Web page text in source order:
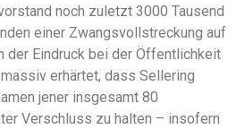
noch zuletzt 3000 Tausend
einer Zwangsvollstreckung auf
der Eindruck bei der Öffentlichkeit
erhärtet, dass Sellering
jener insgesamt 80
Verschluss zu halten – insofern